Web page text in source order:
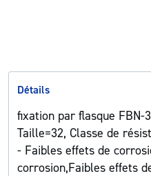
Détails
fixation par flasque FBN-
Taille=32, Classe de
- Faibles effets de
corrosion,Faibles effets